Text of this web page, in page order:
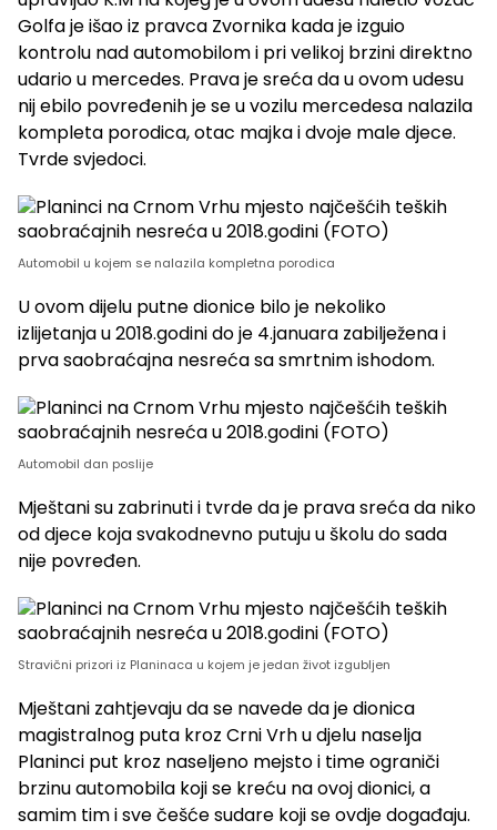
Golfa je išao iz pravca Zvornika kada je izguio
kontrolu nad automobilom i pri velikoj brzini direktno
udario u mercedes. Prava je sreća da u ovom udesu
nij ebilo povređenih je se u vozilu mercedesa nalazila
kompleta porodica, otac majka i dvoje male djece.
Tvrde svjedoci.
Automobil u kojem se nalazila kompletna porodica
U ovom dijelu putne dionice bilo je nekoliko
izlijetanja u 2018.godini do je 4.januara zabilježena i
prva saobraćajna nesreća sa smrtnim ishodom.
Automobil dan poslije
Mještani su zabrinuti i tvrde da je prava sreća da niko
od djece koja svakodnevno putuju u školu do sada
nije povređen.
Stravični prizori iz Planinaca u kojem je jedan život izgubljen
Mještani zahtjevaju da se navede da je dionica
magistralnog puta kroz Crni Vrh u djelu naselja
Planinci put kroz naseljeno mejsto i time ograniči
brzinu automobila koji se kreću na ovoj dionici, a
samim tim i sve češće sudare koji se ovdje događaju.